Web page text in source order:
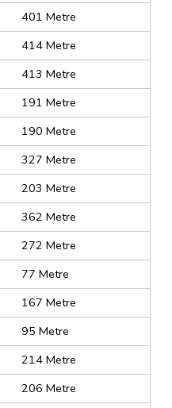
401 Metre
414 Metre
413 Metre
191 Metre
190 Metre
327 Metre
203 Metre
362 Metre
272 Metre
77 Metre
167 Metre
95 Metre
214 Metre
206 Metre